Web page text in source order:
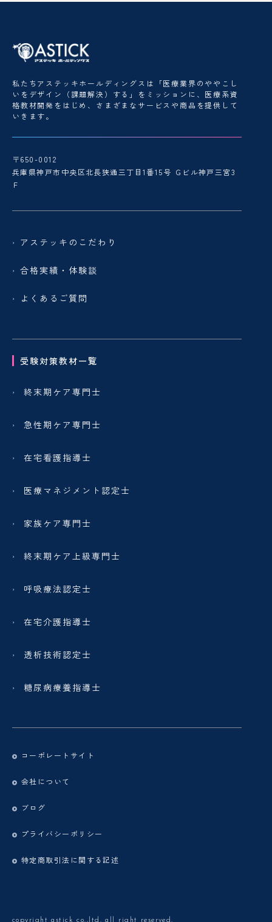
私たちアステッキホールディングスは「医療業界のややこし
いをデザイン（課題解決）する」をミッションに、医療系資
格教材開発をはじめ、さまざまなサービスや商品を提供して
いきます。
〒650-0012
兵庫県神戸市中央区北長狭通三丁目1番15号 Ｇビル神戸三宮3
Ｆ
アステッキのこだわり
合格実績・体験談
よくあるご質問
受験対策教材一覧
終末期ケア専門士
急性期ケア専門士
在宅看護指導士
医療マネジメント認定士
家族ケア専門士
終末期ケア上級専門士
呼吸療法認定士
在宅介護指導士
透析技術認定士
糖尿病療養指導士
コーポレートサイト
会社について
ブログ
プライバシーポリシー
特定商取引法に関する記述
copyright astick co.,ltd. all right reserved.